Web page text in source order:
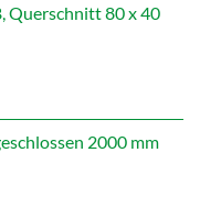
Querschnitt 80 x 40
2000 mm